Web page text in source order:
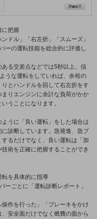
に把握
ドル」「右左折」「スムーズ」
ーの運転技能を総合的に評価し
ある交差点などでは5秒以上、信
うな運転をしていれば、余裕の
とハンドルを回して右左折をす
りエンジンに余計な負荷がかか
うことになります。
うに「良い運転」をした場合は
診断しています。急発進、急ブ
るだけでなく、良い運転は「加
術を正確に把握することができ
転を具体的に指導
ーごとに「運転診断レポート」
操作を行った」「ブレーキをかけ
安全面だけでなく燃費の面から